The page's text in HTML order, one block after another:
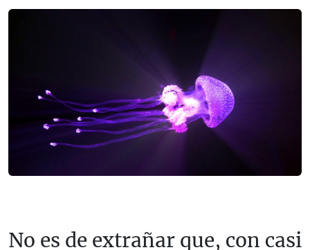
No es de extrañar que, con casi